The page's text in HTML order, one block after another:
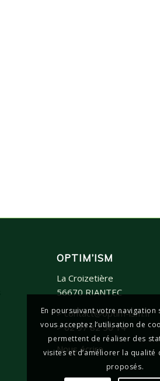
OPTIM’ISM
La Croizetière
56670 RIANTEC
> contact@optim-ism.fr
> 02 97 82 56 14
Nous écrire
En poursuivant votre navigation
vous acceptez l’utilisation de
permettent de réaliser des
visites et d’améliorer la qualité
proposés.